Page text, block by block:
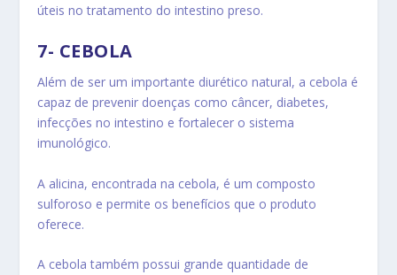
úteis no tratamento do intestino preso.
7- CEBOLA
Além de ser um importante diurético natural, a cebola é
capaz de prevenir doenças como câncer, diabetes,
infecções no intestino e fortalecer o sistema
imunológico.
A alicina, encontrada na cebola, é um composto
sulforoso e permite os benefícios que o produto
oferece.
A cebola também possui grande quantidade de